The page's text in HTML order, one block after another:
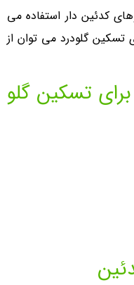
کدئین دار استفاده می
تسکین گلودرد می توان از
تسکین گلو